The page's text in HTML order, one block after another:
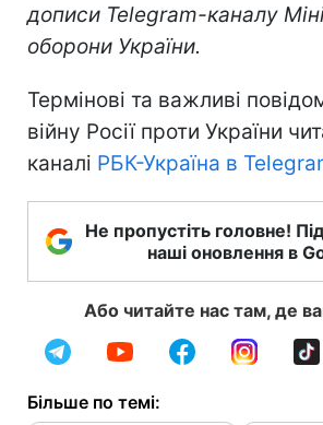
дописи Telegram-каналу
оборони України.
Термінові та важливі
війну Росії проти України
каналі РБК-Україна в
Не пропустіть головне!
наші оновлення в
Або читайте нас там, де
Більше по темі: